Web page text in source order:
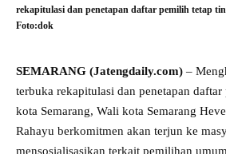
rekapitulasi dan penetapan daftar pemilih tetap
Foto:dok
SEMARANG (Jatengdaily.com) –
terbuka rekapitulasi dan penetapan
kota Semarang, Wali kota Semarang
Rahayu berkomitmen akan terjun ke
mensosialisasikan terkait pemilihan